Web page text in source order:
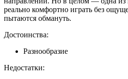
реально комфортно играть без
пытаются обмануть.
Достоинства:
Разнообразие
Недостатки: